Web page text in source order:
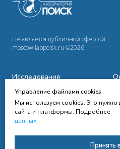
Не является публичной офертой
moscow.labpoisk.ru ©2026
Исследования
Сотрудничество
Cправочная информация
Управление файлами cookies
Мы используем cookies. Это нужно
сайта и платформы. Подробнее —
данных
Принять